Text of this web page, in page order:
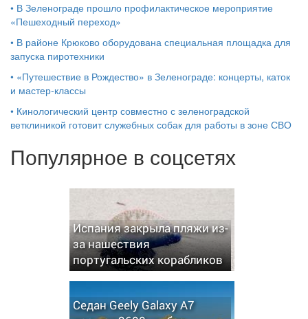
• В Зеленограде прошло профилактическое мероприятие
«Пешеходный переход»
• В районе Крюково оборудована специальная площадка для
запуска пиротехники
• «Путешествие в Рождество» в Зеленограде: концерты, каток
и мастер‑классы
• Кинологический центр совместно с зеленоградской
ветклиникой готовит служебных собак для работы в зоне СВО
Популярное в соцсетях
Испания закрыла пляжи из-
за нашествия
португальских корабликов
Седан Geely Galaxy A7